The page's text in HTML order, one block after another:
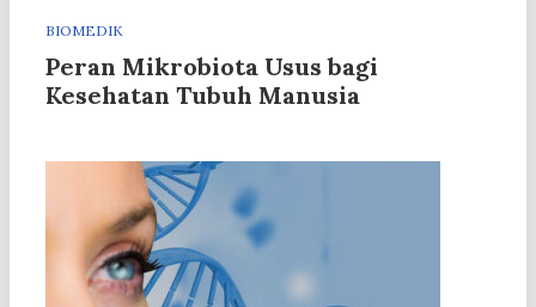
BIOMEDIK
Peran Mikrobiota Usus bagi
Kesehatan Tubuh Manusia